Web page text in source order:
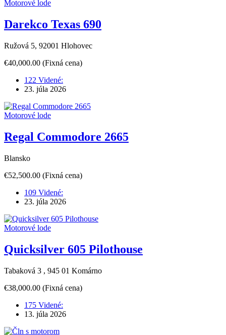
Motorové lode
Darekco Texas 690
Ružová 5, 92001 Hlohovec
€40,000.00 (Fixná cena)
122 Videné:
23. júla 2026
Motorové lode
Regal Commodore 2665
Blansko
€52,500.00 (Fixná cena)
109 Videné:
23. júla 2026
Motorové lode
Quicksilver 605 Pilothouse
Tabaková 3 , 945 01 Komárno
€38,000.00 (Fixná cena)
175 Videné:
13. júla 2026